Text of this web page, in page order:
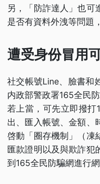
另，「防詐達人」也可
是否有資料外洩等問題
遭受身份冒用
社交帳號Line、臉書和
内政部警政署165全民
若上當，可先立即撥
出、匯入帳號、金額、
啓動「圈存機制」（凍
匯款證明以及與欺詐犯
到165全民防騙網進行網